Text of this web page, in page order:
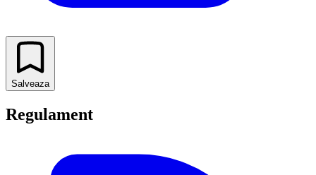
Salveaza
Regulament